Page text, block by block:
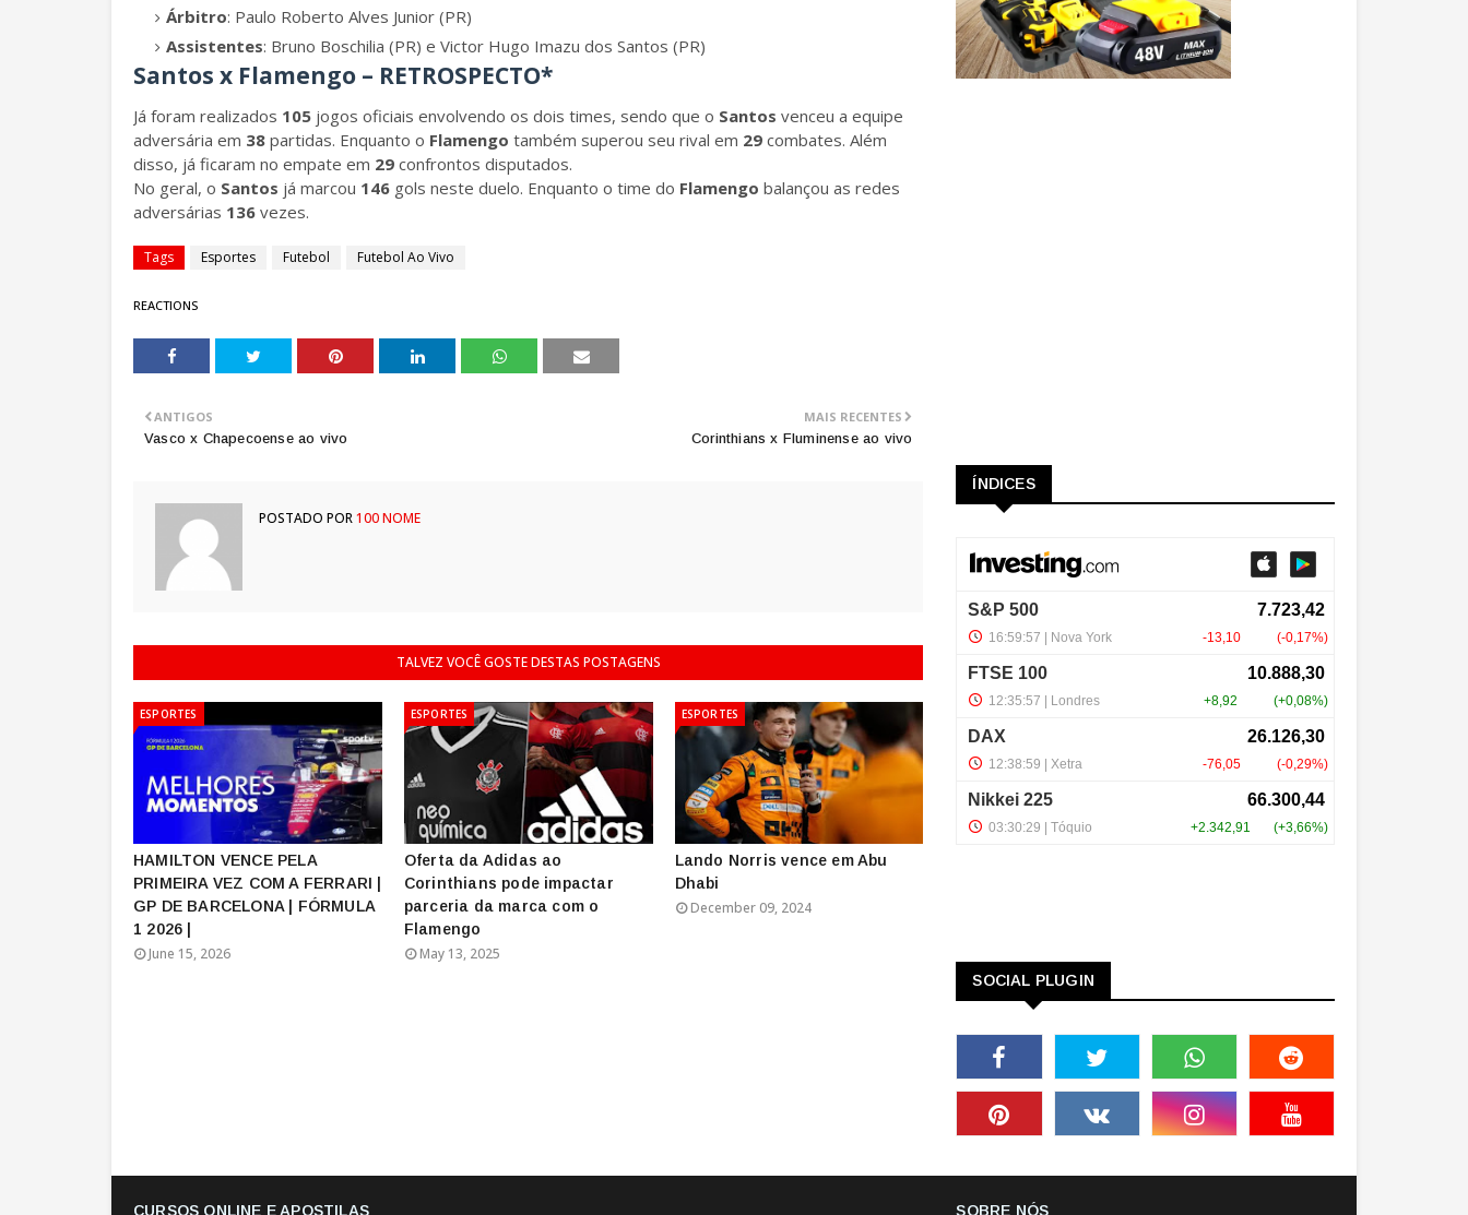
Árbitro: Paulo Roberto Alves Junior (PR)
Assistentes: Bruno Boschilia (PR) e Victor Hugo Imazu dos Santos (PR)
Santos x Flamengo – RETROSPECTO*
Já foram realizados 105 jogos oficiais envolvendo os dois times, sendo que o Santos venceu a equipe
adversária em 38 partidas. Enquanto o Flamengo também superou seu rival em 29 combates. Além
disso, já ficaram no empate em 29 confrontos disputados.
No geral, o Santos já marcou 146 gols neste duelo. Enquanto o time do Flamengo balançou as redes
adversárias 136 vezes.
Tags Esportes Futebol Futebol Ao Vivo
REACTIONS
MAIS RECENTES
Corinthians x Fluminense ao vivo
ANTIGOS
Vasco x Chapecoense ao vivo
POSTADO POR100 NOME
TALVEZ VOCÊ GOSTE DESTAS POSTAGENS
ESPORTES
HAMILTON VENCE PELA
PRIMEIRA VEZ COM A FERRARI |
GP DE BARCELONA | FÓRMULA
1 2026 |
June 15, 2026
ESPORTES
Oferta da Adidas ao
Corinthians pode impactar
parceria da marca com o
Flamengo
May 13, 2025
ESPORTES
Lando Norris vence em Abu
Dhabi
December 09, 2024
ÍNDICES
SOCIAL PLUGIN
CURSOS ONLINE E APOSTILAS SOBRE NÓS